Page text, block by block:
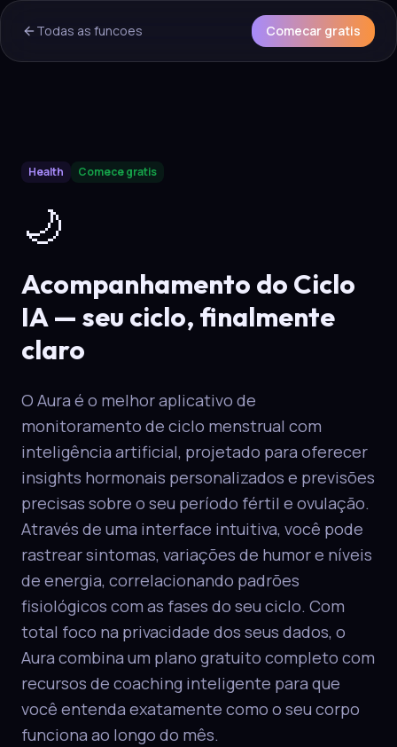
Todas as funcoes Comecar gratis
Aura
Acompanhamento do Ciclo IA
Health Comece gratis
🌙
Acompanhamento do Ciclo
IA — seu ciclo, finalmente
claro
O Aura é o melhor aplicativo de
monitoramento de ciclo menstrual com
inteligência artificial, projetado para oferecer
insights hormonais personalizados e previsões
precisas sobre o seu período fértil e ovulação.
Através de uma interface intuitiva, você pode
rastrear sintomas, variações de humor e níveis
de energia, correlacionando padrões
fisiológicos com as fases do seu ciclo. Com
total foco na privacidade dos seus dados, o
Aura combina um plano gratuito completo com
recursos de coaching inteligente para que
você entenda exatamente como o seu corpo
funciona ao longo do mês.